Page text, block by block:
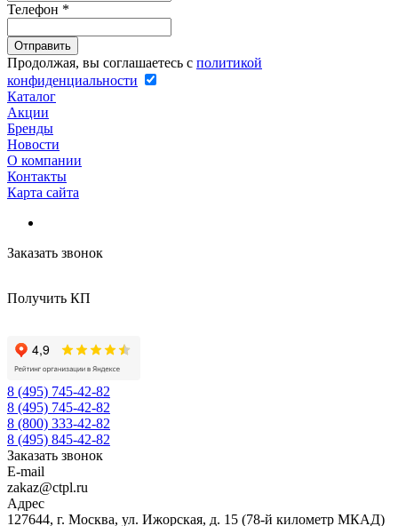
Телефон *
Продолжая, вы соглашаетесь с политикой
конфиденциальности
Каталог
Акции
Бренды
Новости
О компании
Контакты
Карта сайта
Заказать звонок
Получить КП
8 (495) 745-42-82
8 (495) 745-42-82
8 (800) 333-42-82
8 (495) 845-42-82
Заказать звонок
E-mail
zakaz@ctpl.ru
Адрес
127644, г. Москва, ул. Ижорская, д. 15 (78-й километр МКАД)